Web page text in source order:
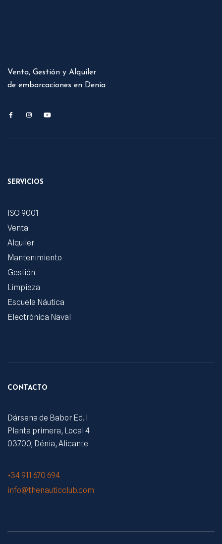
Venta, Gestión y Alquiler
de embarcaciones en Denia
SERVICIOS
ISO 9001
Venta
Alquiler
Mantenimiento
Gestión
Limpieza
Escuela Náutica
Electrónica Naval
CONTACTO
Dársena de Babor Ed. I
Planta primera, Local 4
03700, Dénia, Alicante
+34 911 670 694
info@thenauticclub.com